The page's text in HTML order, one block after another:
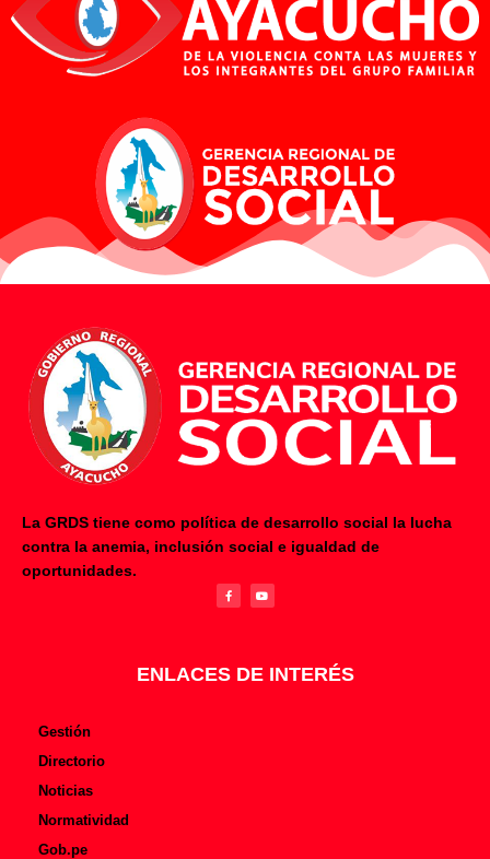
La GRDS tiene como política de desarrollo social la lucha
contra la anemia, inclusión social e igualdad de
oportunidades.
c
e
b
u
t
u
ENLACES DE INTERÉS
Gestión
Directorio
Noticias
Normatividad
Gob.pe